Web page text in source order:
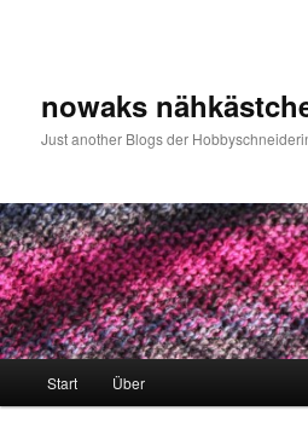
nowaks
Just another Blogs der
Start Über